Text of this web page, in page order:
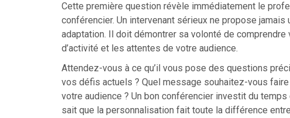
Cette première question révèle immédiatement le
conférencier. Un intervenant sérieux ne propose jamais
adaptation. Il doit démontrer sa volonté de
d’activité et les attentes de votre audience.
Attendez-vous à ce qu’il vous pose des questions
vos défis actuels ? Quel message souhaitez-vous
votre audience ? Un bon conférencier investit du
sait que la personnalisation fait toute la différence